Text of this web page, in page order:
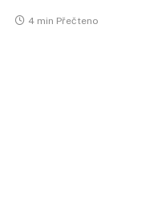
4 min Přečteno